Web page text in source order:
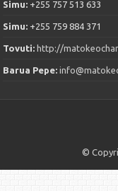
Simu: +255 757 513 633
Simu: +255 759 884 371
Tovuti: http://
Barua Pepe:
©